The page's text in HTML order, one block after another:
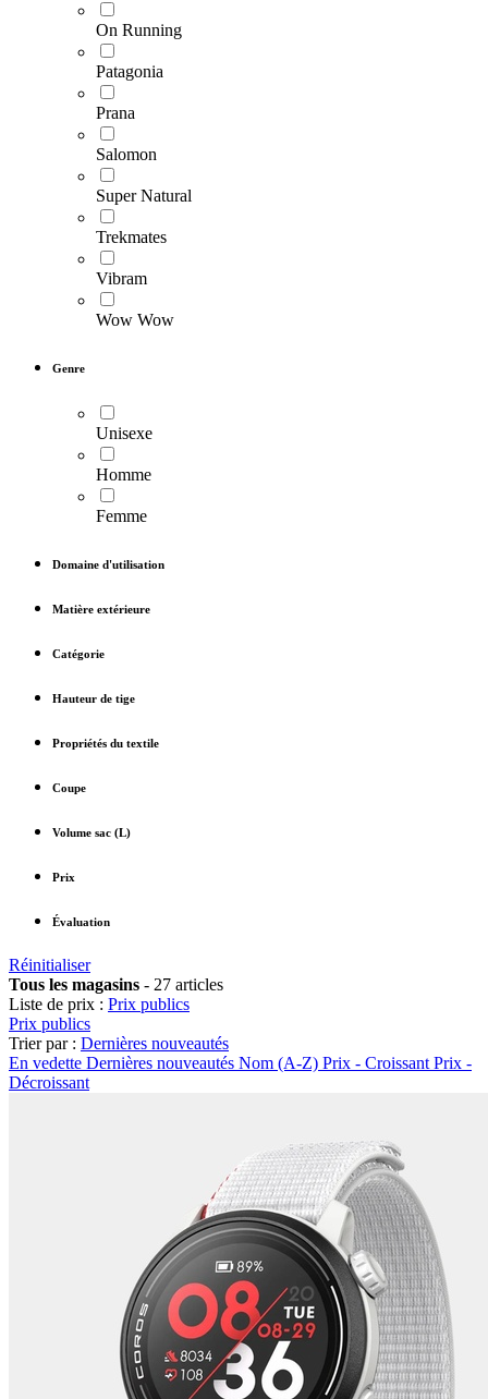
On Running
Patagonia
Prana
Salomon
Super Natural
Trekmates
Vibram
Wow Wow
Genre
Unisexe
Homme
Femme
Domaine d'utilisation
Matière extérieure
Catégorie
Hauteur de tige
Propriétés du textile
Coupe
Volume sac (L)
Prix
Évaluation
Réinitialiser
Tous les magasins - 27 articles
Liste de prix : Prix publics
Prix publics
Trier par : Dernières nouveautés
En vedette Dernières nouveautés Nom (A-Z) Prix - Croissant Prix -
Décroissant